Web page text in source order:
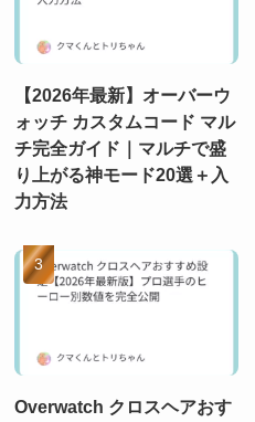
【2026年最新】オーバーウ
ォッチ カスタムコード マル
チ完全ガイド｜マルチで盛
り上がる神モード20選＋入
力方法
Overwatch クロスヘアおす